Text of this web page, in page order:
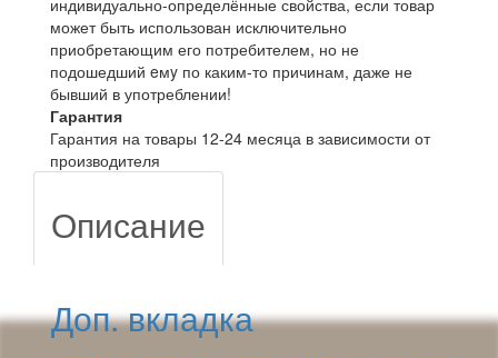
индивидуально-определённые свойства, если товар
может быть использован исключительно
приобретающим его потребителем, но не
подошедший eмy по каким-то причинам, даже не
бывший в употреблении!
Гарантия
Гарантия на товары 12-24 месяца в зависимости от
производителя
Описание
Доп. вкладка